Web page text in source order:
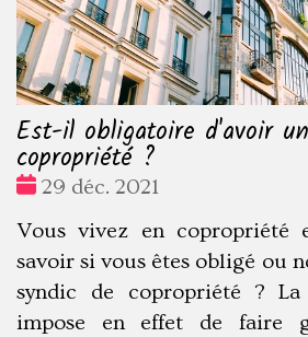
Est-il obligatoire d'avoir
copropriété ?
Date
29 déc. 2021
Vous vivez en copropriété
savoir si vous êtes obligé ou
syndic de copropriété ?
impose en effet de faire